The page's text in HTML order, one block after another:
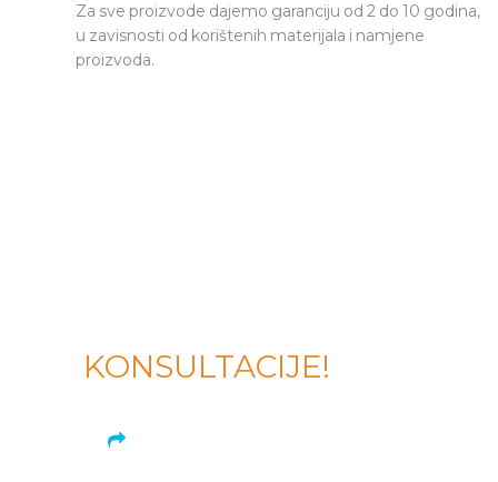
Za sve proizvode dajemo garanciju od 2 do 10 godina,
u zavisnosti od korištenih materijala i namjene
proizvoda.
KONSULTACIJE!